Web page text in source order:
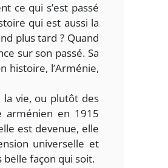
ce qui s’est passé
qui est aussi la
plus tard ? Quand
sur son passé. Sa
histoire, l’Arménie,
vie, ou plutôt des
arménien en 1915
est devenue, elle
universelle et
façon qui soit.